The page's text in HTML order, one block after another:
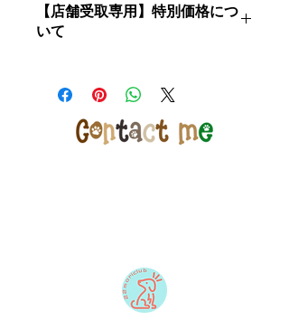
【店舗受取専用】特別価格につ
いて
望のお客様はカートで「店舗受取」を
ご選択ください
※店舗受取特別価格で通常発送をご選
択いただいた場合はご注文の修正また
後する場合もございますが、特別な理
由がない限り上記納期以内とお考え下